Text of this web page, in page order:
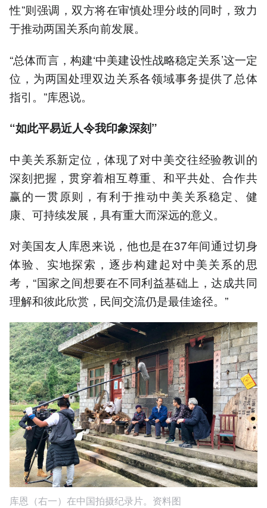
性”则强调，双方将在审慎处理分歧的同时，致力
于推动两国关系向前发展。
“总体而言，构建‘中美建设性战略稳定关系’这一定
位，为两国处理双边关系各领域事务提供了总体
指引。”库恩说。
“如此平易近人令我印象深刻”
中美关系新定位，体现了对中美交往经验教训的
深刻把握，贯穿着相互尊重、和平共处、合作共
赢的一贯原则，有利于推动中美关系稳定、健
康、可持续发展，具有重大而深远的意义。
对美国友人库恩来说，他也是在37年间通过切身
体验、实地探索，逐步构建起对中美关系的思
考，“国家之间想要在不同利益基础上，达成共同
理解和彼此欣赏，民间交流仍是最佳途径。”
库恩（右一）在中国拍摄纪录片。资料图